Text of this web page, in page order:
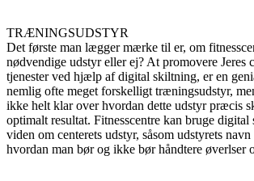
TRÆNINGSUDSTYR
Det første man lægger mærke til er, om
nødvendige udstyr eller ej? At promovere Jeres
tjenester ved hjælp af digital skiltning, er en
nemlig ofte meget forskelligt træningsudstyr,
ikke helt klar over hvordan dette udstyr præcis
optimalt resultat. Fitnesscentre kan bruge
viden om centerets udstyr, såsom udstyrets
hvordan man bør og ikke bør håndtere øverlser